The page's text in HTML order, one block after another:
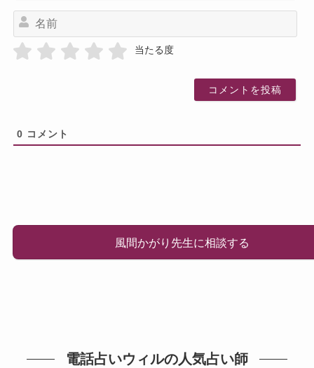
当たる度
0 コメント
風間かがり先生に相談する
電話占いウィルの人気占い師